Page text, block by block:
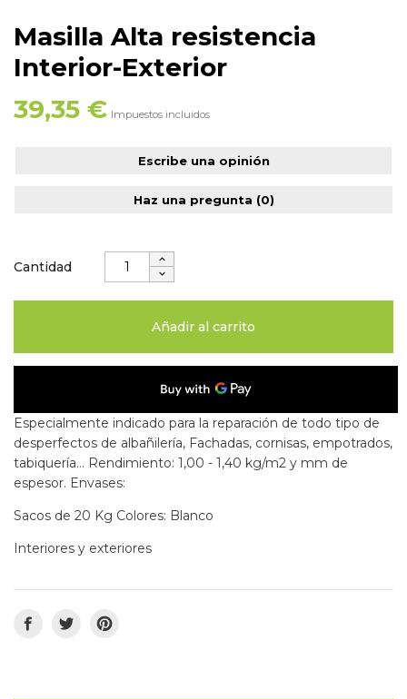
Masilla Alta resistencia
Interior-Exterior
39,35 € Impuestos incluidos
Escribe una opinión
Haz una pregunta (0)
Cantidad
Añadir al carrito
Especialmente indicado para la reparación de todo tipo de
desperfectos de albañilería, Fachadas, cornisas, empotrados,
tabiquería… Rendimiento: 1,00 - 1,40 kg/m2 y mm de
espesor. Envases:
Sacos de 20 Kg Colores: Blanco
Interiores y exteriores